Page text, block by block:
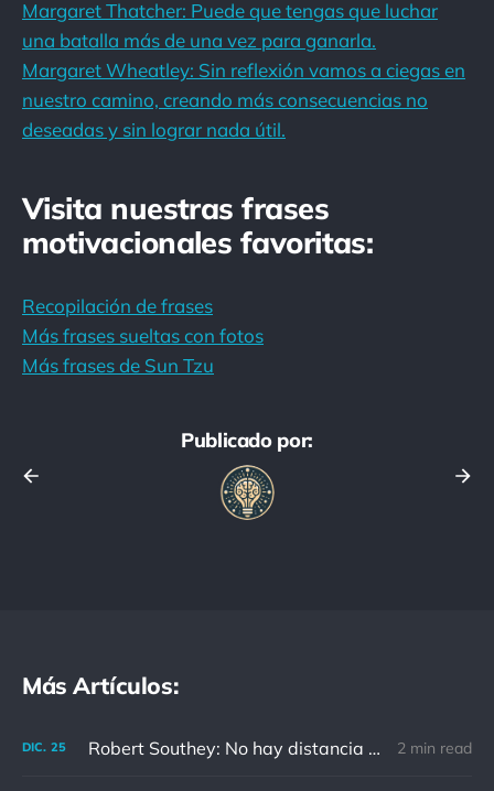
Margaret Thatcher: Puede que tengas que luchar
una batalla más de una vez para ganarla.
Margaret Wheatley: Sin reflexión vamos a ciegas en
nuestro camino, creando más consecuencias no
deseadas y sin lograr nada útil.
Visita nuestras frases
motivacionales favoritas:
Recopilación de frases
Más frases sueltas con fotos
Más frases de Sun Tzu
Publicado por:
Más Artículos:
DIC. 25 Robert Southey: No hay distancia o tiempo que pueda disminuir la amistad de aquellos que están completamente convencidos del valor del otro 2 min read